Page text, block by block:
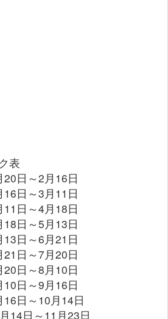
表
～2月16日
～3月11日
～4月18日
～5月13日
～6月21日
日～7月20日
～8月10日
～9月16日
～10月14日
日～11月23日